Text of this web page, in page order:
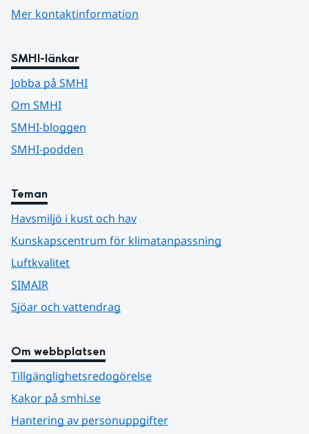
Mer kontaktinformation
SMHI-länkar
Jobba på SMHI
Om SMHI
SMHI-bloggen
SMHI-podden
Teman
Havsmiljö i kust och hav
Kunskapscentrum för klimatanpassning
Luftkvalitet
SIMAIR
Sjöar och vattendrag
Om webbplatsen
Tillgänglighetsredogörelse
Kakor på smhi.se
Hantering av personuppgifter